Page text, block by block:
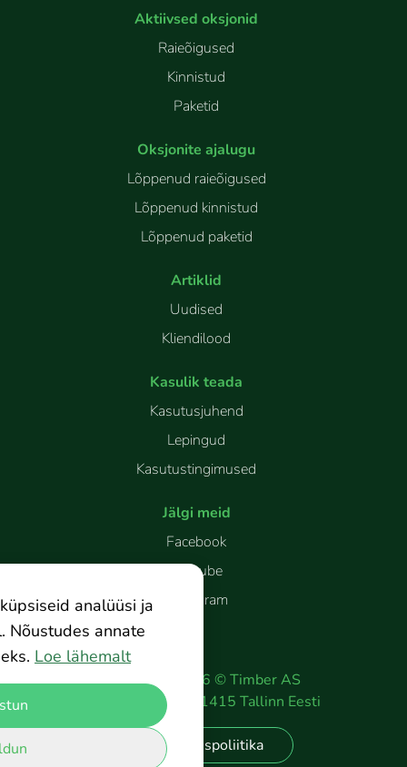
analüüsi ja
Nõustudes annate
Loe lähemalt
Aktiivsed oksjonid
Raieõigused
Kinnistud
Paketid
Oksjonite ajalugu
Lõppenud raieõigused
Lõppenud kinnistud
Lõppenud paketid
Artiklid
Uudised
Kliendilood
Kasulik teada
Kasutusjuhend
Lepingud
Kasutustingimused
Jälgi meid
Facebook
Youtube
Instagram
Copyright 2026 ©Timber AS
Peterburi tee 2
11415 Tallinn Eesti
Privaatsuspoliitika